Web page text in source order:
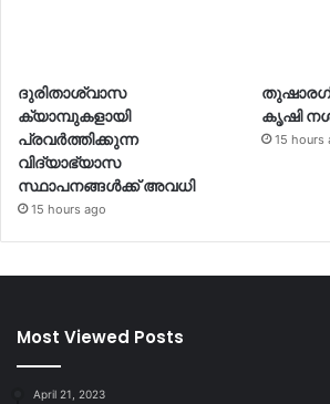
ദുരിതാശ്വാസ
ക്യാമ്പുകളായി
പ്രവര്‍ത്തിക്കുന്ന
വിദ്യാഭ്യാസ
സ്ഥാപനങ്ങള്‍ക്ക് അവധി
15 hours ago
കൃഷി
15 hours
Most Viewed Posts
April 21, 2023